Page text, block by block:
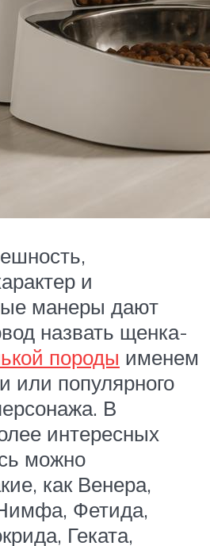
и
манеры дают
назвать щенка-
породы именем
или популярного
В
интересных
можно
как Венера,
Фетида,
Геката,